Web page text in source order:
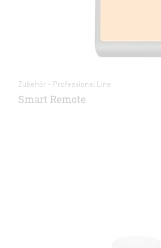
Zubehör - Professional Line
Smart Remote